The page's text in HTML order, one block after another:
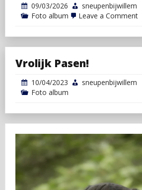
09/03/2026
sneupenbijwillem
Foto album
Leave a Commenton
Vrolijk Pasen!
10/04/2023
sneupenbijwillem
Foto album